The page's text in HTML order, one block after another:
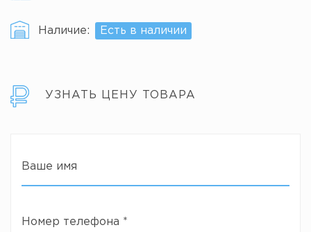
Наличие: Есть в наличии
УЗНАТЬ ЦЕНУ ТОВАРА
Ваше имя
Номер телефона *